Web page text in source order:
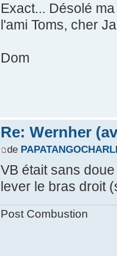
Exact... Désolé
l'ami Toms, cher
Dom
Re: Wernher
de
VB était sans
lever le bras droit
Post Combustion